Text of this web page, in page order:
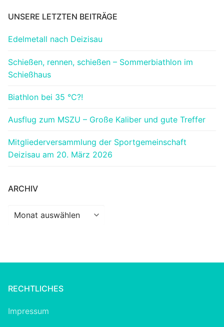
UNSERE LETZTEN BEITRÄGE
Edelmetall nach Deizisau
Schießen, rennen, schießen – Sommerbiathlon im
Schießhaus
Biathlon bei 35 °C?!
Ausflug zum MSZU – Große Kaliber und gute Treffer
Mitgliederversammlung der Sportgemeinschaft
Deizisau am 20. März 2026
ARCHIV
Archiv
RECHTLICHES
Impressum